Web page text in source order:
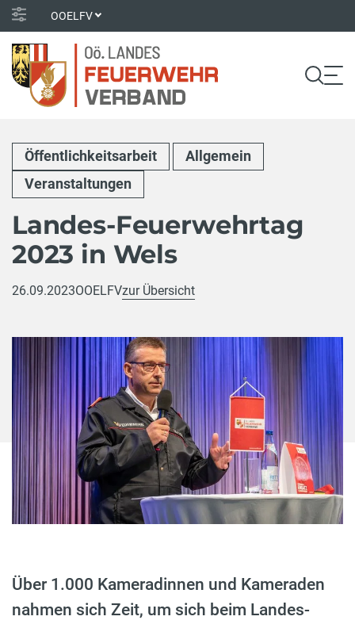
OOELFV
Öffentlichkeitsarbeit
Allgemein
Veranstaltungen
Landes-Feuerwehrtag
2023 in Wels
26.09.2023OOELFVzur Übersicht
Über 1.000 Kameradinnen und Kameraden
nahmen sich Zeit, um sich beim Landes-